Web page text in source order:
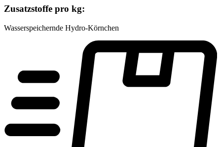
Zusatzstoffe pro kg:
Wasserspeichernde Hydro-Körnchen